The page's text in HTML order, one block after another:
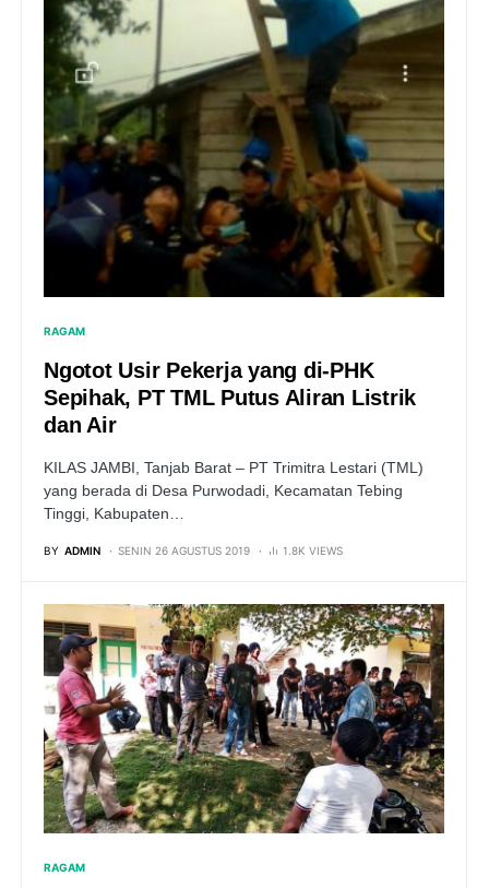
RAGAM
Ngotot Usir Pekerja yang di-PHK
Sepihak, PT TML Putus Aliran Listrik
dan Air
KILAS JAMBI, Tanjab Barat – PT Trimitra Lestari (TML)
yang berada di Desa Purwodadi, Kecamatan Tebing
Tinggi, Kabupaten…
BY ADMIN SENIN 26 AGUSTUS 2019 1.8K VIEWS
RAGAM